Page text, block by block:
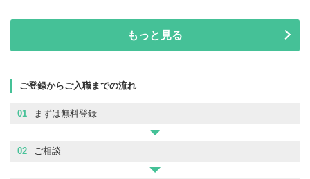
もっと見る
ご登録からご入職までの流れ
01 まずは無料登録
02 ご相談